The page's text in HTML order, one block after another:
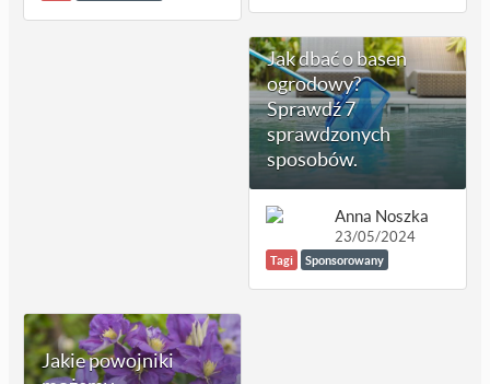
Jak dbać o basen
ogrodowy?
Sprawdź 7
sprawdzonych
sposobów.
Anna Noszka
23/05/2024
Tagi Sponsorowany
Jakie powojniki